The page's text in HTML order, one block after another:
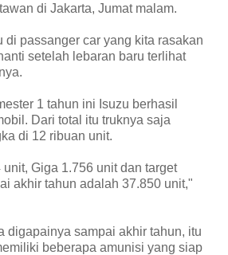
di Jakarta, Jumat malam.
passanger car yang kita rasakan
setelah lebaran baru terlihat
1 tahun ini Isuzu berhasil
Dari total itu truknya saja
di 12 ribuan unit.
Giga 1.756 unit dan target
akhir tahun adalah 37.850 unit,"
digapainya sampai akhir tahun, itu
beberapa amunisi yang siap